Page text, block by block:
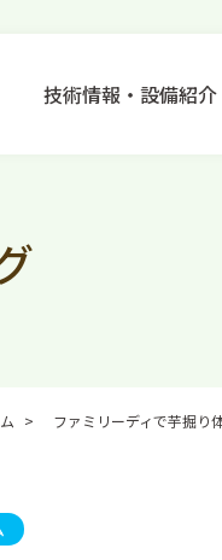
技術情報・設備紹介
> ファミリーディで芋掘り